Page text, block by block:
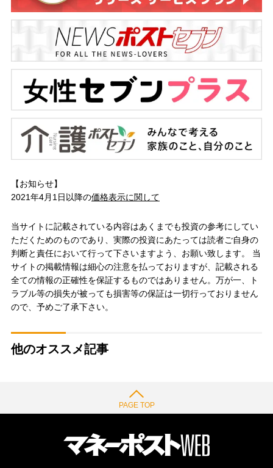
【お知らせ】
2021年4月1日以降の価格表示に関して
当サイトに記載されている内容はあくまでも投資の参考にしてい
ただくためのものであり、実際の投資にあたっては読者ご自身の
判断と責任において行って下さいますよう、お願い致します。 当
サイトの掲載情報は細心の注意を払っておりますが、記載される
全ての情報の正確性を保証するものではありません。万が一、ト
ラブル等の損失が被っても損害等の保証は一切行っておりません
ので、予めご了承下さい。
他のオススメ記事
PAGE TOP